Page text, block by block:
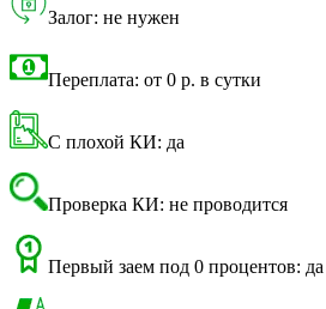
Залог: не нужен
Переплата: от 0 р. в сутки
С плохой КИ: да
Проверка КИ: не проводится
Первый заем под 0 процентов: да